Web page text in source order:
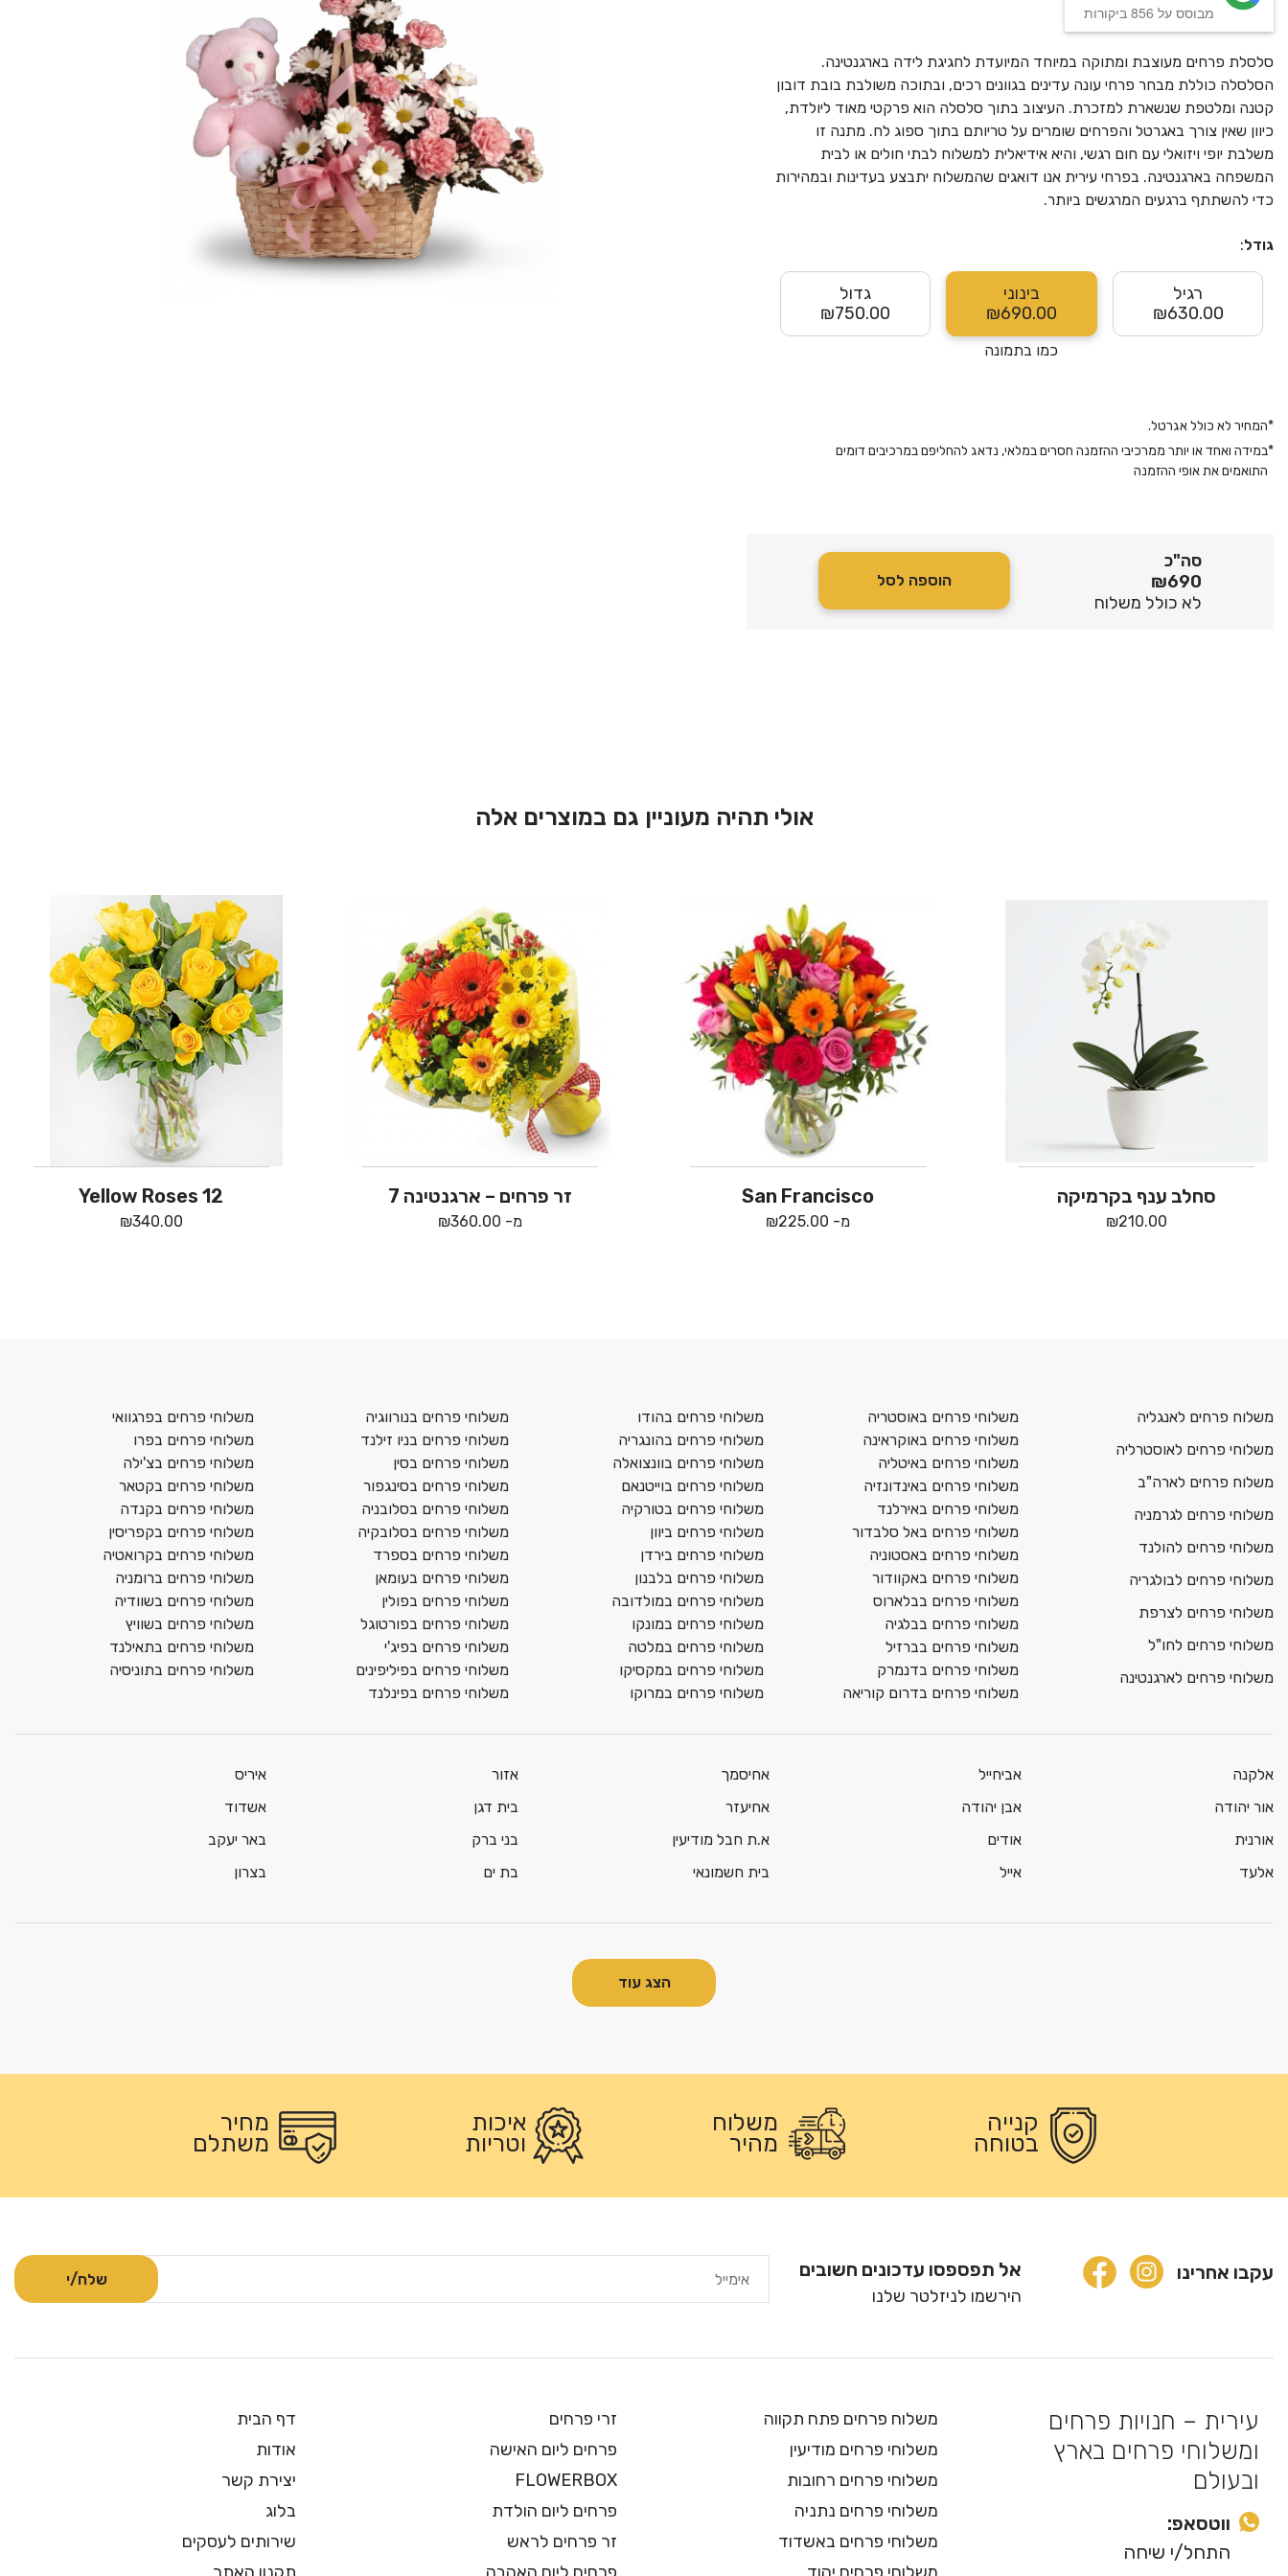
מבוסס על 856 ביקורות
סלסלת פרחים מעוצבת ומתוקה במיוחד המיועדת לחגיגת לידה בארגנטינה.
הסלסלה כוללת מבחר פרחי עונה עדינים בגוונים רכים, ובתוכה משולבת בובת דובון
קטנה ומלטפת שנשארת למזכרת. העיצוב בתוך סלסלה הוא פרקטי מאוד ליולדת,
כיוון שאין צורך באגרטל והפרחים שומרים על טריותם בתוך ספוג לח. מתנה זו
משלבת יופי ויזואלי עם חום רגשי, והיא אידיאלית למשלוח לבתי חולים או לבית
המשפחה בארגנטינה. בפרחי עירית אנו דואגים שהמשלוח יתבצע בעדינות ובמהירות
כדי להשתתף ברגעים המרגשים ביותר.
גודל:
רגיל
₪630.00
בינוני
₪690.00
כמו בתמונה
גדול
₪750.00
*המחיר לא כולל אגרטל.
*במידה ואחד או יותר ממרכיבי ההזמנה חסרים במלאי, נדאג להחליפם במרכיבים דומים
התואמים את אופי ההזמנה
סה"כ
₪690 הוספה לסל
לא כולל משלוח
אולי תהיה מעוניין גם במוצרים אלה
סחלב ענף בקרמיקה
₪210.00
San Francisco
מ- ₪225.00
זר פרחים – ארגנטינה 7
מ- ₪360.00
12 Yellow Roses
₪340.00
משלוח פרחים לאנגליה
משלוחי פרחים לאוסטרליה
משלוח פרחים לארה"ב
משלוחי פרחים לגרמניה
משלוחי פרחים להולנד
משלוחי פרחים לבולגריה
משלוחי פרחים לצרפת
משלוחי פרחים לחו"ל
משלוחי פרחים לארגנטינה
משלוחי פרחים באוסטריה
משלוחי פרחים באוקראינה
משלוחי פרחים באיטליה
משלוחי פרחים באינדונזיה
משלוחי פרחים באירלנד
משלוחי פרחים באל סלבדור
משלוחי פרחים באסטוניה
משלוחי פרחים באקוודור
משלוחי פרחים בבלארוס
משלוחי פרחים בבלגיה
משלוחי פרחים בברזיל
משלוחי פרחים בדנמרק
משלוחי פרחים בדרום קוריאה
משלוחי פרחים בהודו
משלוחי פרחים בהונגריה
משלוחי פרחים בוונצואלה
משלוחי פרחים בוייטנאם
משלוחי פרחים בטורקיה
משלוחי פרחים ביוון
משלוחי פרחים בירדן
משלוחי פרחים בלבנון
משלוחי פרחים במולדובה
משלוחי פרחים במונקו
משלוחי פרחים במלטה
משלוחי פרחים במקסיקו
משלוחי פרחים במרוקו
משלוחי פרחים בנורווגיה
משלוחי פרחים בניו זילנד
משלוחי פרחים בסין
משלוחי פרחים בסינגפור
משלוחי פרחים בסלובניה
משלוחי פרחים בסלובקיה
משלוחי פרחים בספרד
משלוחי פרחים בעומאן
משלוחי פרחים בפולין
משלוחי פרחים בפורטוגל
משלוחי פרחים בפיג'י
משלוחי פרחים בפיליפינים
משלוחי פרחים בפינלנד
משלוחי פרחים בפרגוואי
משלוחי פרחים בפרו
משלוחי פרחים בצ'ילה
משלוחי פרחים בקטאר
משלוחי פרחים בקנדה
משלוחי פרחים בקפריסין
משלוחי פרחים בקרואטיה
משלוחי פרחים ברומניה
משלוחי פרחים בשוודיה
משלוחי פרחים בשוויץ
משלוחי פרחים בתאילנד
משלוחי פרחים בתוניסיה
אלקנה
אור יהודה
אורנית
אלעד
אביחייל
אבן יהודה
אודים
אייל
אחיסמך
אחיעזר
א.ת חבל מודיעין
בית חשמונאי
אזור
בית דגן
בני ברק
בת ים
איריס
אשדוד
באר יעקב
בצרון
הצג עוד
קנייה
בטוחה
משלוח
מהיר
איכות
וטריות
מחיר
משתלם
עקבו אחרינו אל תפספסו עדכונים חשובים
הירשמו לניזלטר שלנו
עירית – חנויות פרחים
ומשלוחי פרחים בארץ
ובעולם
ווטסאפ:
התחל/י שיחה
משלוח פרחים פתח תקווה
משלוחי פרחים מודיעין
משלוחי פרחים רחובות
משלוחי פרחים נתניה
משלוחי פרחים באשדוד
זרי פרחים
פרחים ליום האישה
FLOWERBOX
פרחים ליום הולדת
זר פרחים לראש
דף הבית
אודות
יצירת קשר
בלוג
שירותים לעסקים